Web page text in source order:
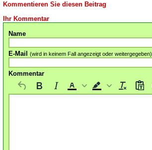
Kommentieren Sie diesen Beitrag
Ihr Kommentar
Name
E-Mail (wird in keinem Fall angezeigt oder weitergegeben)
Kommentar